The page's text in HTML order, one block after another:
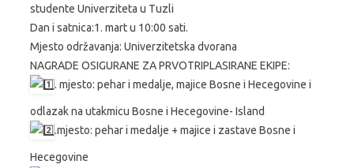
studente Univerziteta u Tuzli
Dan i satnica:1. mart u 10:00 sati.
Mjesto održavanja: Univerzitetska dvorana
NAGRADE OSIGURANE ZA PRVOTRIPLASIRANE EKIPE:
. mjesto: pehar i medalje, majice Bosne i Hecegovine i
odlazak na utakmicu Bosne i Hecegovine- Island
.mjesto: pehar i medalje + majice i zastave Bosne i
Hecegovine